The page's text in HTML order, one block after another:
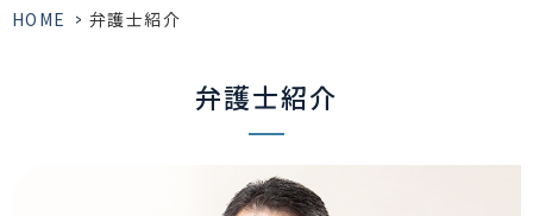
HOME > 弁護士紹介
弁護士紹介